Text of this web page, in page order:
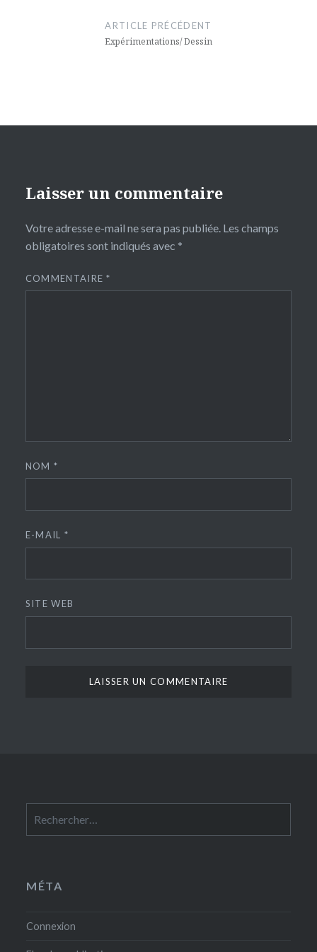
ARTICLE PRÉCÉDENT
Expérimentations/ Dessin
Laisser un commentaire
Votre adresse e-mail ne sera pas publiée. Les champs
obligatoires sont indiqués avec *
COMMENTAIRE*
NOM*
E-MAIL *
SITE WEB
MÉTA
Connexion